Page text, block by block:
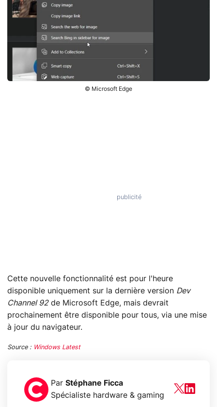
© Microsoft Edge
Cette nouvelle fonctionnalité est pour l'heure
disponible uniquement sur la dernière version Dev
Channel 92de Microsoft Edge, mais devrait
prochainement être disponible pour tous, via une mise
à jour du navigateur.
Source : Windows Latest
Par Stéphane Ficca
Spécialiste hardware & gaming